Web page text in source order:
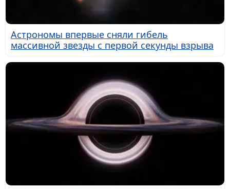
Астрономы впервые сняли гибель
массивной звезды с первой секунды взрыва